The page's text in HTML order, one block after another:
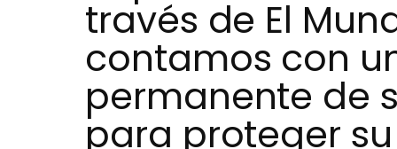
través de El
contamos con
permanente de
para proteger